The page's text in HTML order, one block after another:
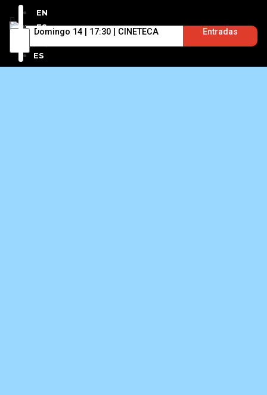
Domingo 14 | 17:30 | CINETECA Entradas
EN
ES
ES